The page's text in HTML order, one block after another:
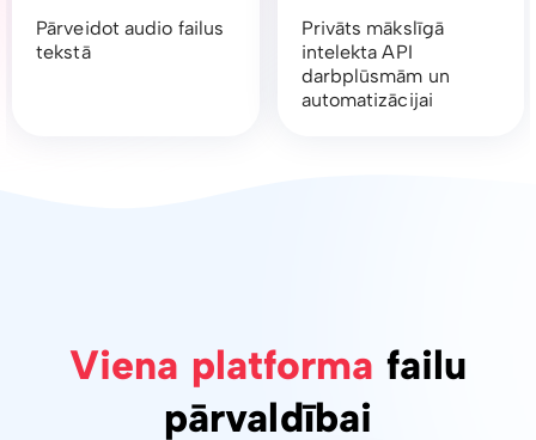
Pārveidot audio failus
tekstā
Privāts mākslīgā
intelekta API
darbplūsmām un
automatizācijai
Viena platforma failu
pārvaldībai